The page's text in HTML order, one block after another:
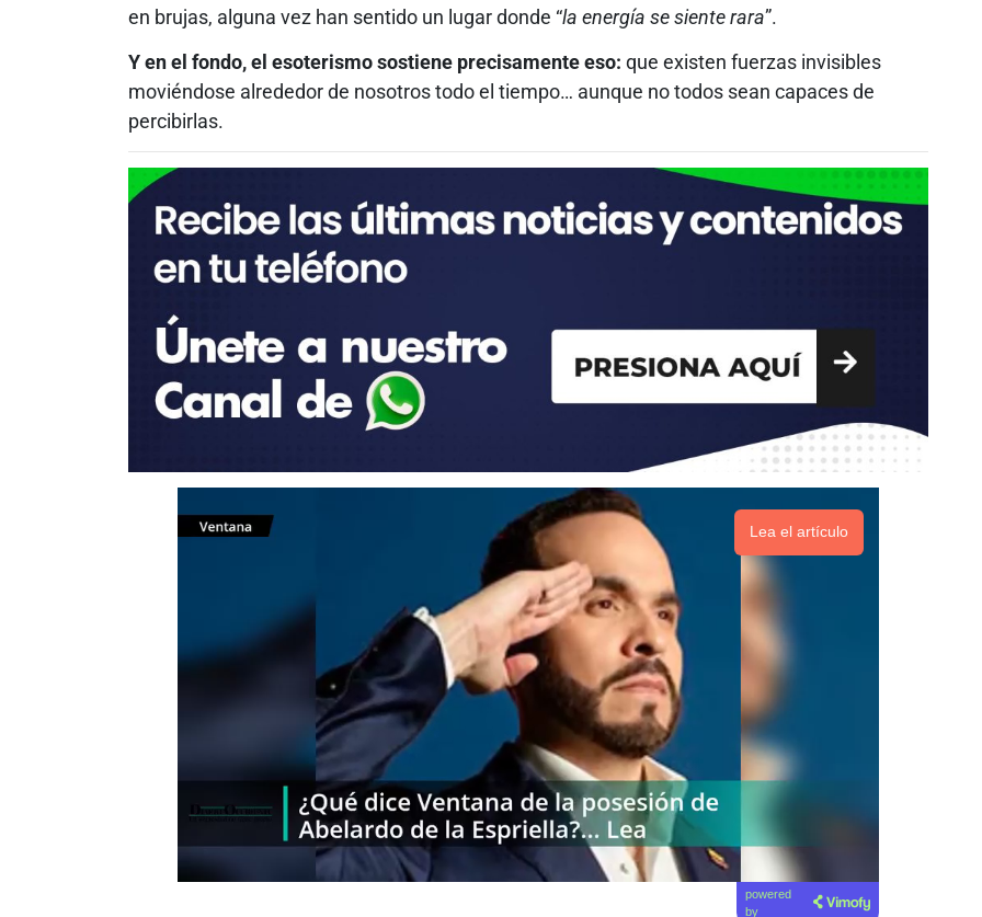
en brujas, alguna vez han sentido un lugar donde “la energía se siente rara”.
Y en el fondo, el esoterismo sostiene precisamente eso: que existen fuerzas invisibles
moviéndose alrededor de nosotros todo el tiempo… aunque no todos sean capaces de
percibirlas.
Lea el artículo
powered
by